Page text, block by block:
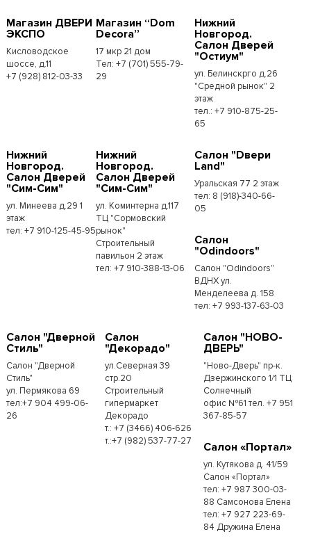
Магазин ДВЕРИ
ЭКСПО
Кисловодское
шоссе, д.11
+7 (928) 812-03-33
Магазин “Dom
Decora”
17 мкр 21 дом
Тел: +7 (701) 555-79-
29
Нижний
Новгород.
Салон Дверей
"Остиум"
ул. Белинскрго д.26
"Средной рынок" 2
этаж
тел.: +7 910-875-25-
65
Нижний
Новгород.
Салон Дверей
"Сим-Сим"
ул. Минеева д.29 1
этаж
тел: +7 910-125-45-95
Нижний
Новгород.
Салон Дверей
"Сим-Сим"
ул. Коминтерна д.117
ТЦ "Сормовский
рынок"
Строительный
павильон 2 этаж
тел: +7 910-388-13-06
Салон "Dвери
Land"
Уральская 77 2 этаж
тел: 8 (918)-340-66-
05
Салон
"Odindoors"
Салон "Odindoors"
ВДНХ ул.
Менделеева д. 158
тел: +7 993-137-63-03
Салон "Дверной
Стиль"
Салон "Дверной
Стиль"
ул. Пермякова 69
тел:+7 904 499-06-
26
Салон
"Декорадо"
ул.Северная 39
стр.20
Строительный
гипермаркет
Декорадо
т.: +7 (3466) 406-626
т.:+7 (982) 537-77-27
Салон "НОВО-
ДВЕРЬ"
"Ново-Дверь" пр-к.
Дзержинского 1/1 ТЦ
Солнечный
офис №61 тел. +7 951
367-85-57
Салон «Портал»
ул. Кутякова д. 41/59
Салон «Портал»
тел: +7 987 300-03-
88 Самсонова Елена
тел: +7 927 223-69-
84 Дружина Елена